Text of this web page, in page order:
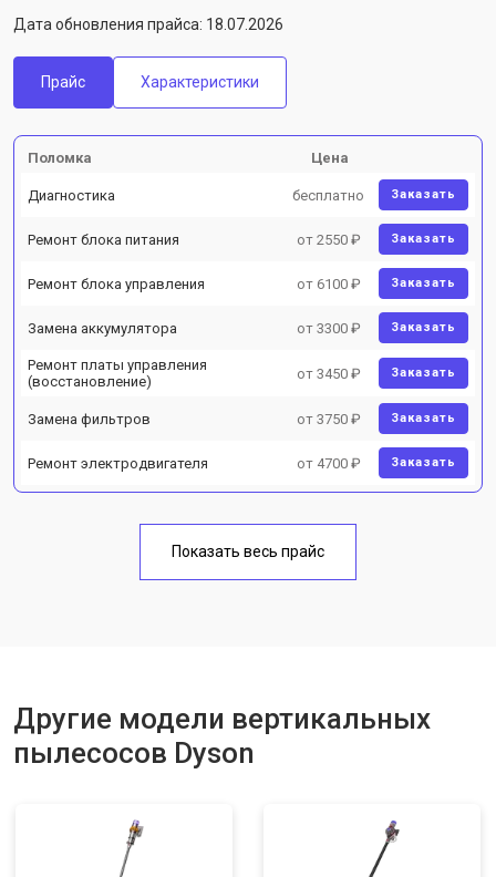
Дата обновления прайса: 18.07.2026
Прайс Характеристики
Поломка Цена
Диагностика бесплатно Заказать
Ремонт блока питания от 2550 ₽ Заказать
Ремонт блока управления от 6100 ₽ Заказать
Замена аккумулятора от 3300 ₽ Заказать
Ремонт платы управления
(восстановление)
от 3450 ₽ Заказать
Замена фильтров от 3750 ₽ Заказать
Ремонт электродвигателя от 4700 ₽ Заказать
Показать весь прайс
Другие модели вертикальных
пылесосов Dyson